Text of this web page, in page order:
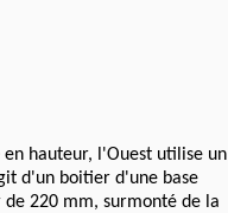
hauteur, l'Ouest utilise un
d'un boitier d'une base
220 mm, surmonté de la